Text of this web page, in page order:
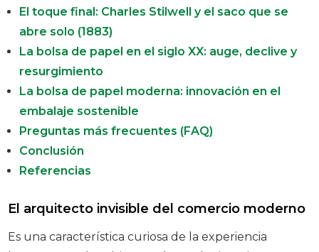
El toque final: Charles Stilwell y el saco que se
abre solo (1883)
La bolsa de papel en el siglo XX: auge, declive y
resurgimiento
La bolsa de papel moderna: innovación en el
embalaje sostenible
Preguntas más frecuentes (FAQ)
Conclusión
Referencias
El arquitecto invisible del comercio moderno
Es una característica curiosa de la experiencia